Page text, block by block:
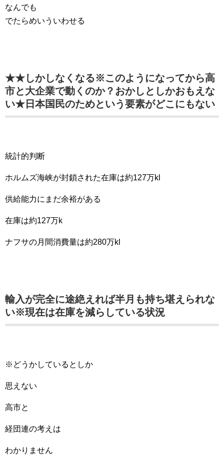
なんでも
でたらめいういわせる
★★しかしなくなる※このようになってから高
市と大企業で動くのか？おかしとしかおもえな
い★日本国民のためという要素がどこにもない
統計的判断
ホルムズ海峡が封鎖された在庫は約127万kl
供給能力にまだ余裕がある
在庫は約127万k
ナフサの月間消費量は約280万kl
輸入が完全に途絶えれば半月も持ち堪えられな
い※現在は在庫を減らしている状況
※どうかしているとしか
思えない
高市と
経団連の考えは
わかりません